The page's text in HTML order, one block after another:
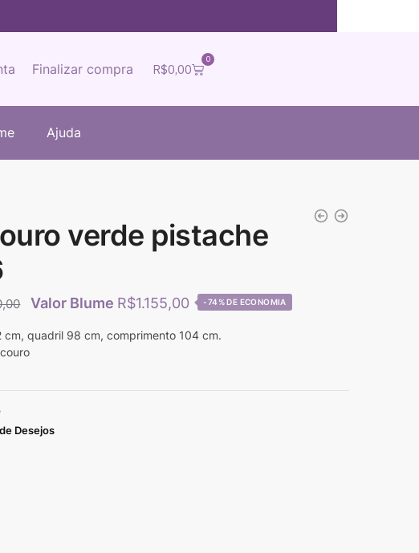
R$0,00
0
Finalizar compra
Ajuda
verde pistache
R$1.155,00 -74%
cm, quadril 98 cm, comprimento 104 cm.
Desejos